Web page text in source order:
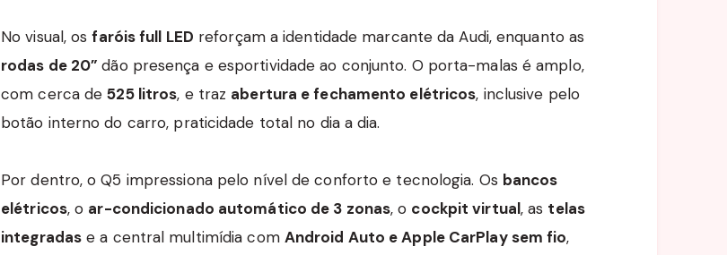
No visual, osfaróis full LED reforçam a identidade marcante da Audi, enquanto as
rodas de 20”dão presença e esportividade ao conjunto. O porta-malas é amplo,
com cerca de525 litros, e traz abertura e fechamento elétricos, inclusive pelo
botão interno do carro, praticidade total no dia a dia.
Por dentro, o Q5 impressiona pelo nível de conforto e tecnologia. Os bancos
elétricos, o ar-condicionado automático de 3 zonas, o cockpit virtual, as telas
integradas e a central multimídia com Android Auto e Apple CarPlay sem fio,